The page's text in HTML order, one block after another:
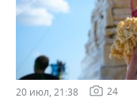
20 июл, 21:38 24